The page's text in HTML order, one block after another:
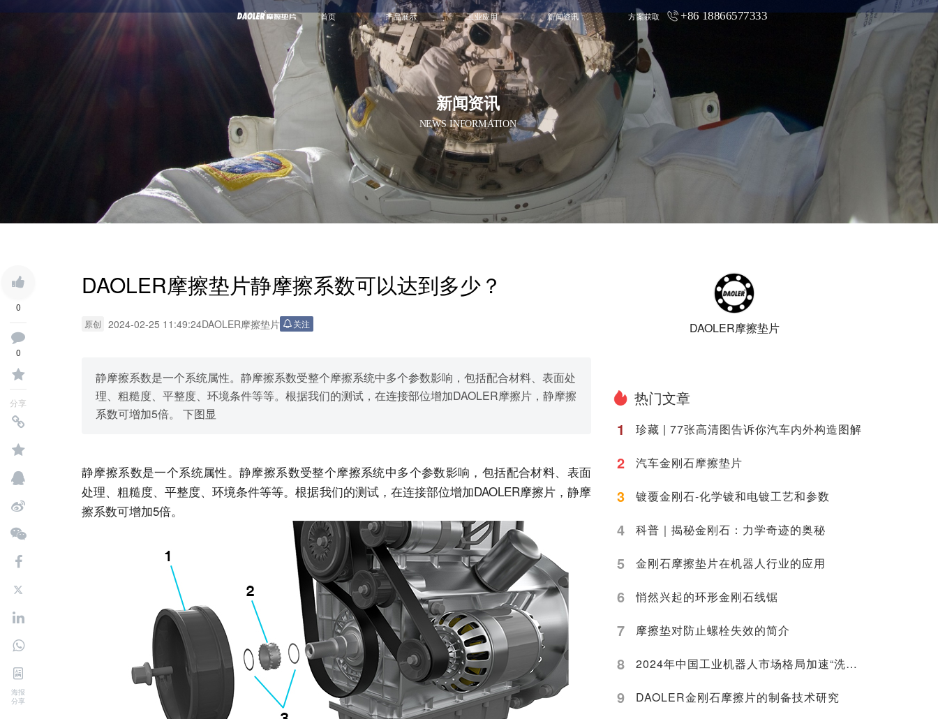
首页 产品展示 工业应用 新闻资讯 方案获取 +86 18866577333
新闻资讯
NEWS INFORMATION
0
0
分享
海报
分享
DAOLER摩擦垫片静摩擦系数可以达到多少？
原创 2024-02-25 11:49:24DAOLER摩擦垫片 关注
静摩擦系数是一个系统属性。静摩擦系数受整个摩擦系统中多个参数影响，包括配合材料、表面处
理、粗糙度、平整度、环境条件等等。根据我们的测试，在连接部位增加DAOLER摩擦片，静摩擦
系数可增加5倍。 下图显
静摩擦系数是一个系统属性。静摩擦系数受整个摩擦系统中多个参数影响，包括配合材料、表面
处理、粗糙度、平整度、环境条件等等。根据我们的测试，在连接部位增加DAOLER摩擦片，静摩
擦系数可增加5倍。
DAOLER摩擦垫片
热门文章
1
珍藏 | 77张高清图告诉你汽车内外构造图解
2 汽车金刚石摩擦垫片
3 镀覆金刚石-化学镀和电镀工艺和参数
4 科普｜揭秘金刚石：力学奇迹的奥秘
5 金刚石摩擦垫片在机器人行业的应用
6 悄然兴起的环形金刚石线锯
7 摩擦垫对防止螺栓失效的简介
8 2024年中国工业机器人市场格局加速“洗牌”，国产厂商份额突破52.3% | MIR DATABANK
9 DAOLER金刚石摩擦片的制备技术研究